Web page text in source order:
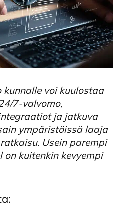
kunnalle voi kuulostaa
7-valvomo,
ja jatkuva
ympäristöissä laaja
Usein parempi
on kuitenkin kevyempi